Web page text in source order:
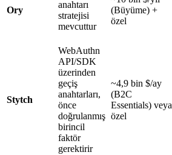
Ory
anahtarı
stratejisi
mevcuttur
(Büyüme) +
özel
Stytch
WebAuthn
API/SDK
üzerinden
geçiş
anahtarları,
önce
doğrulanmış
birincil
faktör
gerektirir
~4,9 bin $/ay
(B2C
Essentials) veya
özel